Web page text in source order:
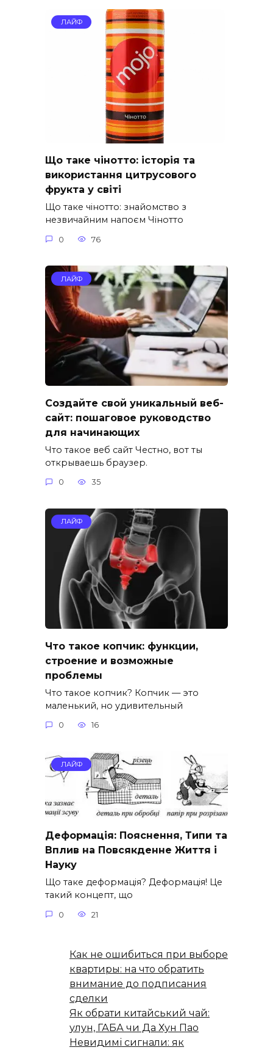
ЛАЙФ
Що таке чінотто: історія та
використання цитрусового
фрукта у світі
Що таке чінотто: знайомство з
незвичайним напоєм Чінотто
0 76
ЛАЙФ
Создайте свой уникальный веб-
сайт: пошаговое руководство
для начинающих
Что такое веб сайт Честно, вот ты
открываешь браузер.
0 35
ЛАЙФ
Что такое копчик: функции,
строение и возможные
проблемы
Что такое копчик? Копчик — это
маленький, но удивительный
0 16
ЛАЙФ
Деформація: Пояснення, Типи та
Вплив на Повсякденне Життя і
Науку
Що таке деформація? Деформація! Це
такий концепт, що
0 21
Как не ошибиться при выборе
квартиры: на что обратить
внимание до подписания
сделки
Як обрати китайський чай:
улун, ГАБА чи Да Хун Пао
Невидимі сигнали: як